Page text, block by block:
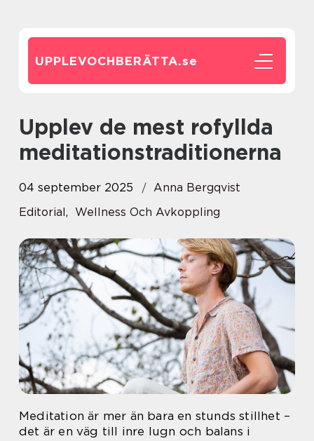
UPPLEVOCHBERÄTTA.se
Upplev de mest rofyllda
meditationstraditionerna
04 september 2025
Anna Bergqvist
Editorial, Wellness Och Avkoppling
Meditation är mer än bara en stunds stillhet –
det är en väg till inre lugn och balans i